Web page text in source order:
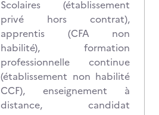
Scolaires (établissement
privé hors contrat),
apprentis (CFA non
habilité), formation
professionnelle continue
(établissement non habilité
CCF), enseignement à
distance, candidat